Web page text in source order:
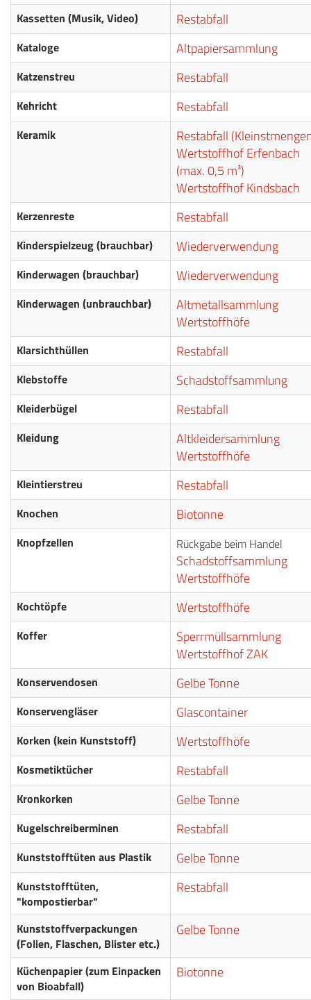
Kassetten (Musik, Video) Restabfall
Kataloge Altpapiersammlung
Katzenstreu Restabfall
Kehricht Restabfall
Keramik
Restabfall
Wertstoffhof Erfenbach
(max. 0,5 m³)
Wertstoffhof Kindsbach
Kerzenreste Restabfall
Kinderspielzeug (brauchbar) Wiederverwendung
Kinderwagen (brauchbar) Wiederverwendung
Kinderwagen (unbrauchbar)
Altmetallsammlung
Wertstoffhöfe
Klarsichthüllen Restabfall
Klebstoffe Schadstoffsammlung
Kleiderbügel Restabfall
Kleidung
Altkleidersammlung
Wertstoffhöfe
Kleintierstreu Restabfall
Knochen Biotonne
Knopfzellen Rückgabe beim Handel
Schadstoffsammlung
Wertstoffhöfe
Kochtöpfe Wertstoffhöfe
Koffer
Sperrmüllsammlung
Wertstoffhof ZAK
Konservendosen Gelbe Tonne
Konservengläser Glascontainer
Korken (kein Kunststoff) Wertstoffhöfe
Kosmetiktücher Restabfall
Kronkorken Gelbe Tonne
Kugelschreiberminen Restabfall
Kunststofftüten aus Plastik Gelbe Tonne
Kunststofftüten,
"kompostierbar"
Restabfall
Kunststoffverpackungen
(Folien, Flaschen, Blister etc.)
Gelbe Tonne
Küchenpapier (zum Einpacken
von Bioabfall)
Biotonne